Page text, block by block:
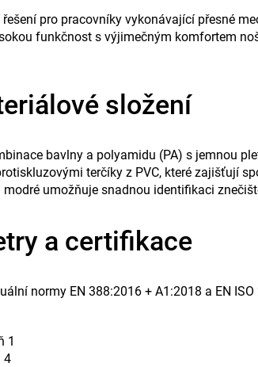
pro pracovníky vykonávající přesné
funkčnost s výjimečným komfortem
složení
bavlny a polyamidu (PA) s jemnou
terčíky z PVC, které zajišťují
umožňuje snadnou identifikaci
a certifikace
normy EN 388:2016 + A1:2018 a EN
1
4